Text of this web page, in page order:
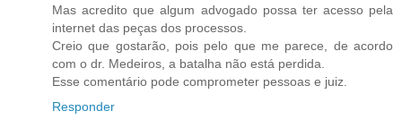
Mas acredito que algum advogado possa ter acesso pela
internet das peças dos processos.
Creio que gostarão, pois pelo que me parece, de acordo
com o dr. Medeiros, a batalha não está perdida.
Esse comentário pode comprometer pessoas e juiz.
Responder